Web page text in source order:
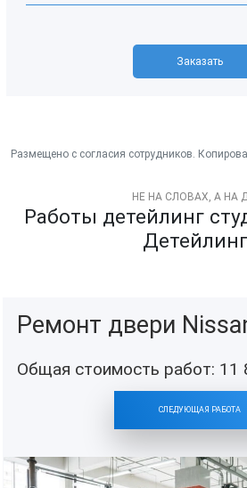
Заказать
НЕ НА СЛОВАХ, А НА
Работы детейлинг
Ремонт двери
Общая стоимость работ: 11
СЛЕДУЮЩАЯ РАБОТА